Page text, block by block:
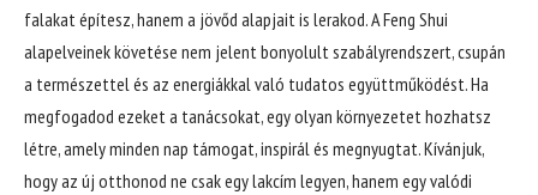
falakat építesz, hanem a jövőd alapjait is lerakod. A Feng Shui
alapelveinek követése nem jelent bonyolult szabályrendszert, csupán
a természettel és az energiákkal való tudatos együttműködést. Ha
megfogadod ezeket a tanácsokat, egy olyan környezetet hozhatsz
létre, amely minden nap támogat, inspirál és megnyugtat. Kívánjuk,
hogy az új otthonod ne csak egy lakcím legyen, hanem egy valódi